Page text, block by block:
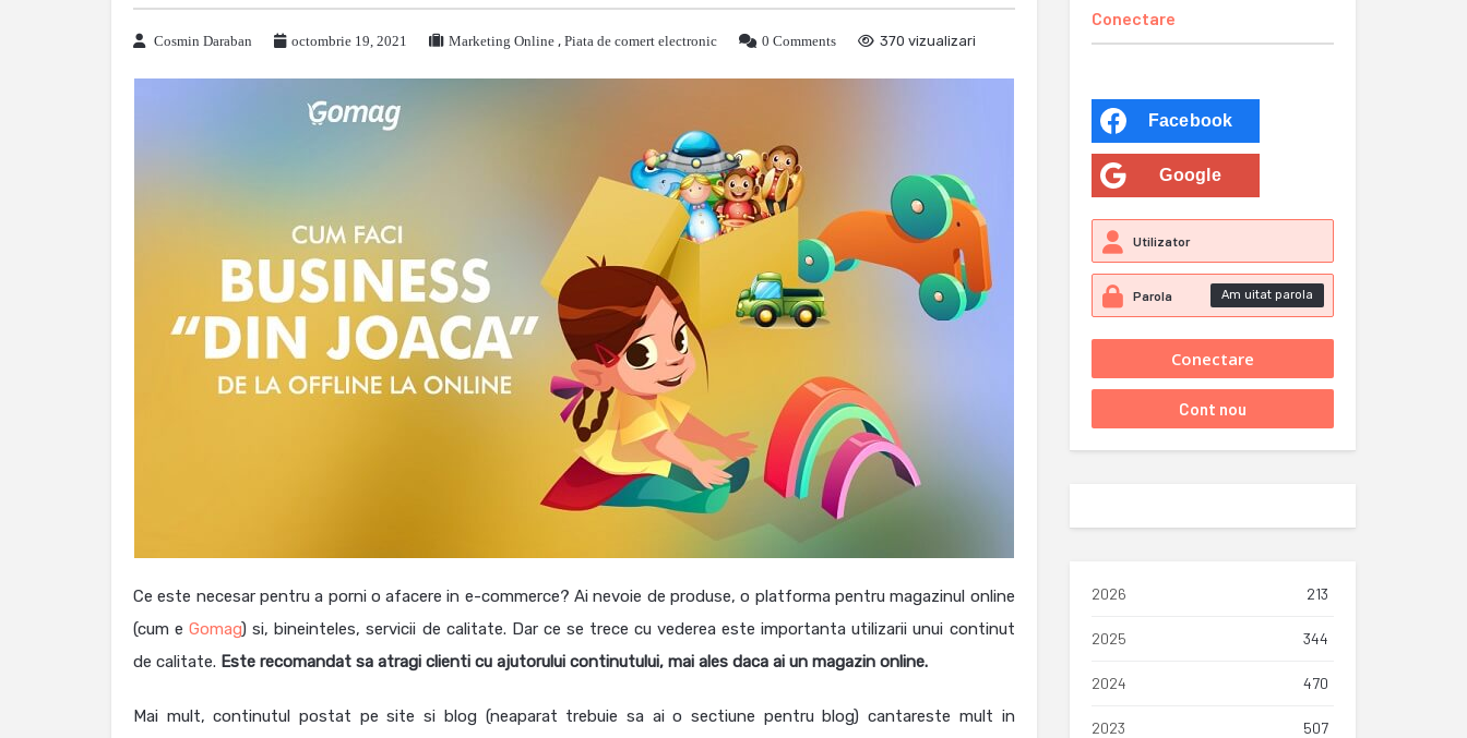
Cosmin Daraban octombrie 19, 2021 Marketing Online , Piata de comert electronic 0 Comments 370 vizualizari
Ce este necesar pentru a porni o afacere in e-commerce? Ai nevoie de produse, o platforma pentru magazinul online
(cum eGomag) si, bineinteles, servicii de calitate. Dar ce se trece cu vederea este importanta utilizarii unui continut
de calitate. Este recomandat sa atragi clienti cu ajutorului continutului, mai ales daca ai un magazin online.
Mai mult, continutul postat pe site si blog (neaparat trebuie sa ai o sectiune pentru blog) cantareste mult in
Conectare
Facebook
Google
Am uitat parola
2026 213
2025 344
2024 470
2023 507